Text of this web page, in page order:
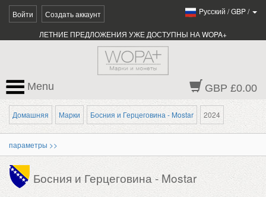
Войти Создать аккаунт Pусский /GBP/
ЛЕТНИЕ ПРЕДЛОЖЕНИЯ УЖЕ ДОСТУПНЫ НА WOPA+
GBP £0.00
Menu
Домашняя Марки Босния и Герцеговина - Mostar 2024
параметры >>
Босния и Герцеговина - Mostar